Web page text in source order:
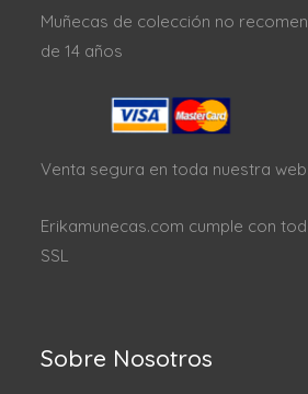
Muñecas de colección no
de 14 años
Venta segura en toda nuestra web.
Erikamunecas.com cumple con
SSL
Sobre Nosotros